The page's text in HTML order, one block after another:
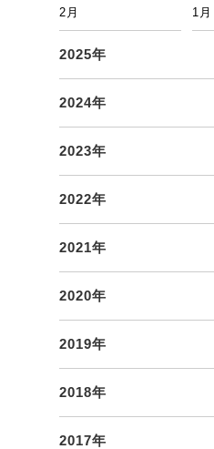
2月 1月
2025年
2024年
2023年
2022年
2021年
2020年
2019年
2018年
2017年